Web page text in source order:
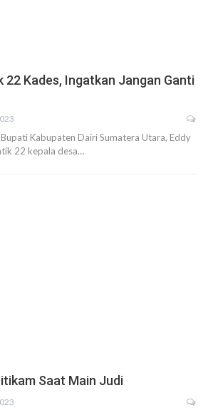
22 Kades, Ingatkan Jangan Ganti
Kabupaten Dairi Sumatera Utara, Eddy
22 kepala desa…
Saat Main Judi